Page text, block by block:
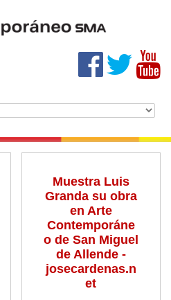
Muestra Luis
Granda su obra
en Arte
Contemporáne
o de San Miguel
de Allende -
josecardenas.n
et